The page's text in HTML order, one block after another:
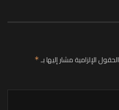
الحقول الإلزامية مشار إليها بـ*